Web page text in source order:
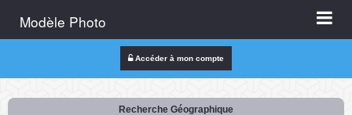
Modèle Photo
Accéder à mon compte
Recherche Géographique